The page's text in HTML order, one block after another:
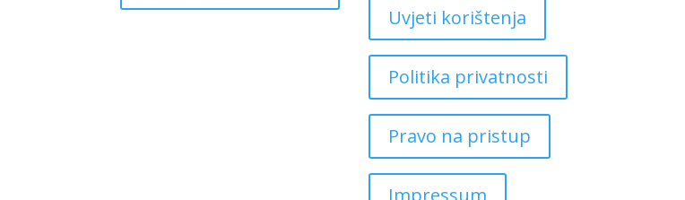
Uvjeti korištenja
Politika privatnosti
Pravo na pristup